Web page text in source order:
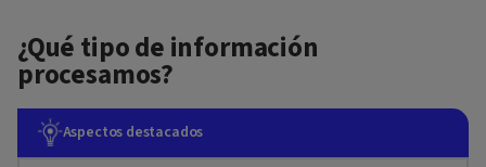
¿Qué tipo de información
procesamos?
Aspectos destacados